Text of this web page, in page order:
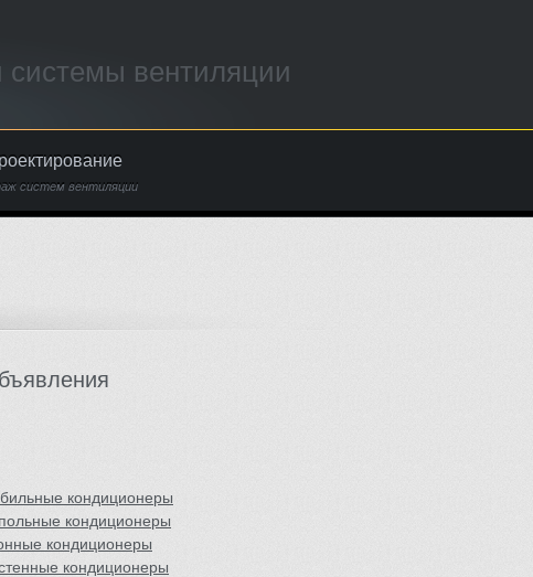
системы вентиляции
систем вентиляции
кондиционеры
кондиционеры
кондиционеры
кондиционеры